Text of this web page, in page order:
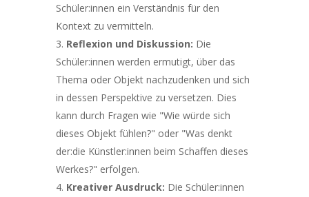
Schüler:innen ein Verständnis für den
Kontext zu vermitteln.
Reflexion und Diskussion: Die
Schüler:innen werden ermutigt, über das
Thema oder Objekt nachzudenken und sich
in dessen Perspektive zu versetzen. Dies
kann durch Fragen wie "Wie würde sich
dieses Objekt fühlen?" oder "Was denkt
der:die Künstler:innen beim Schaffen dieses
Werkes?" erfolgen.
Kreativer Ausdruck: Die Schüler:innen